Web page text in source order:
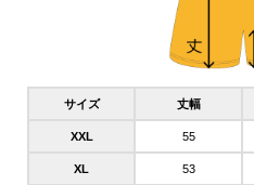
サイズ 丈幅
XXL 55
XL 53